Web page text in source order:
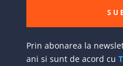
Prin abonarea la
ani si sunt de acord cu